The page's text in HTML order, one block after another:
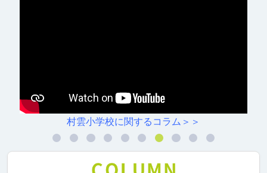
村雲小学校に関するコラム＞＞